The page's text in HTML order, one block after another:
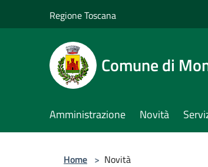
Regione Toscana
Comune di
Amministrazione Novità
Home > Novità